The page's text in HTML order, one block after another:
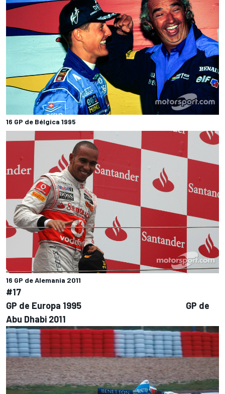
16 GP de Bélgica 1995
16 GP de Alemania 2011
#17
GP de Europa 1995 GP de
Abu Dhabi 2011